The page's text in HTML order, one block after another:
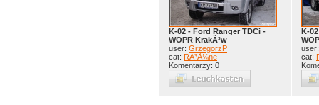
K-02 - Ford Ranger TDCi -
WOPR KrakÃ³w
user: GrzegorzP
cat: RÃ³Å¼ne
Komentarzy: 0
K-
cat: